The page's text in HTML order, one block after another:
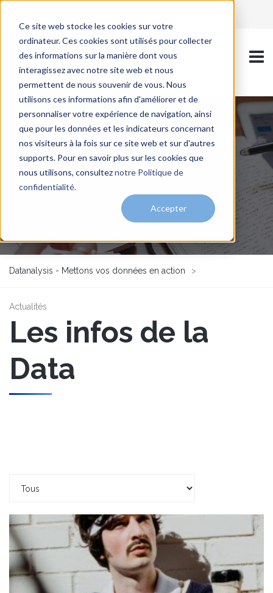
Ce site web stocke les cookies sur votre
ordinateur. Ces cookies sont utilisés pour collecter
des informations sur la manière dont vous
interagissez avec notre site web et nous
permettent de nous souvenir de vous. Nous
utilisons ces informations afin d'améliorer et de
personnaliser votre expérience de navigation, ainsi
que pour les données et les indicateurs concernant
nos visiteurs à la fois sur ce site web et sur d'autres
supports. Pour en savoir plus sur les cookies que
nous utilisons, consulteznotre Politique de
confidentialité.
Accepter
Datanalysis - Mettons vos données en action >
Actualités
Les infos de la
Data